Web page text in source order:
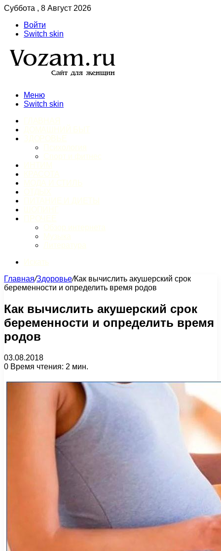
Суббота , 8 Август 2026
Войти
Switch skin
Меню
Switch skin
Главная/Здоровье/Как вычислить акушерский срок
беременности и определить время родов
Как вычислить акушерский срок
беременности и определить время
родов
03.08.2018
0 Время чтения: 2 мин.